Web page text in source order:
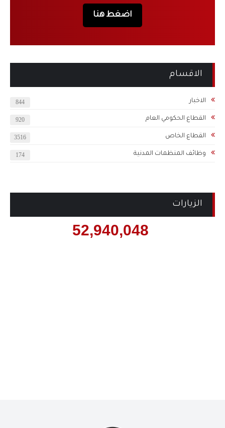
اضغط هنا
الاقسام
الاخبار 844
القطاع الحكومي العام 920
القطاع الخاص 3516
وظائف المنظمات المدنية 174
الزيارات
52,940,048